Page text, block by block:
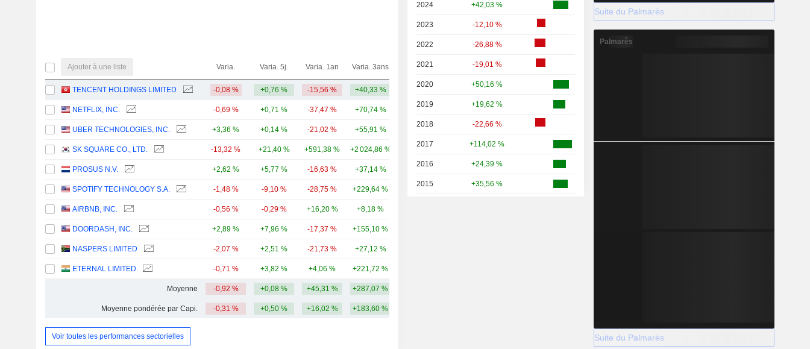
Ajouter à une liste Varia. Varia. 5j. Varia. 1an Varia. 3ans Capi.($)
TENCENT HOLDINGS LIMITED -0,08 % +0,76 % -15,56 % +40,33 %
NETFLIX, INC. -0,69 % +0,71 % -37,47 % +70,74 %
UBER TECHNOLOGIES, INC. +3,36 % +0,14 % -21,02 % +55,91 %
SK SQUARE CO., LTD. -13,32 % +21,40 % +591,38 % +2 024,86 %
PROSUS N.V. +2,62 % +5,77 % -16,63 % +37,14 %
SPOTIFY TECHNOLOGY S.A. -1,48 % -9,10 % -28,75 % +229,64 %
AIRBNB, INC. -0,56 % -0,29 % +16,20 % +8,18 %
DOORDASH, INC. +2,89 % +7,96 % -17,37 % +155,10 %
NASPERS LIMITED -2,07 % +2,51 % -21,73 % +27,12 %
ETERNAL LIMITED -0,71 % +3,82 % +4,06 % +221,72 %
Moyenne -0,92 % +0,08 % +45,31 % +287,07 %
Moyenne pondérée par Capi. -0,31 % +0,50 % +16,02 % +183,60 %
Voir toutes les performances sectorielles
2024 +42,03 %
2023 -12,10 %
2022 -26,88 %
2021 -19,01 %
2020 +50,16 %
2019 +19,62 %
2018 -22,66 %
2017 +114,02 %
2016 +24,39 %
2015 +35,56 %
Suite du Palmarès
Palmarès
Suite du Palmarès